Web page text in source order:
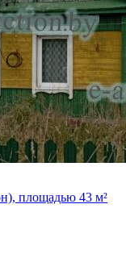
площадью 43 м²